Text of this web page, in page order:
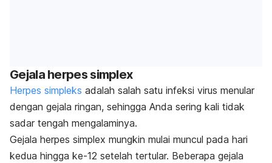
Gejala herpes simplex
Herpes simpleks adalah salah satu infeksi virus menular
dengan gejala ringan, sehingga Anda sering kali tidak
sadar tengah mengalaminya.
Gejala herpes simplex mungkin mulai muncul pada hari
kedua hingga ke-12 setelah tertular. Beberapa gejala